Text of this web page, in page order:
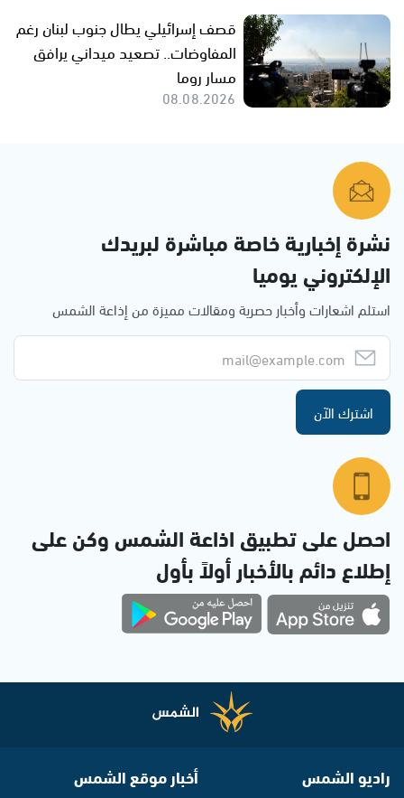
قصف إسرائيلي يطال جنوب لبنان رغم
المفاوضات.. تصعيد ميداني يرافق
مسار روما
08.08.2026
نشرة إخبارية خاصة مباشرة لبريدك
الإلكتروني يوميا
استلم اشعارات وأخبار حصرية ومقالات مميزة من إذاعة الشمس
اشترك الآن
احصل على تطبيق اذاعة الشمس وكن على
إطلاع دائم بالأخبار أولاً بأول
راديو الشمس أخبار موقع الشمس